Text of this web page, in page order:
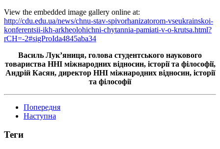
View the embedded image gallery online at:
http://cdu.edu.ua/news/chnu-stav-spivorhanizatorom-vseukrainskoi-
konferentsii-ikh-arkheolohichni-chytannia-pamiati-v-o-krutsa.html?
rCH=-2#sigProIda4845aba34
Василь Лук’яниця, голова студентського наукового
товариства ННІ міжнародних відносин, історії та філософії,
Андрій Касян, директор ННІ міжнародних відносин, історії
та філософії
Попередня
Наступна
Теги